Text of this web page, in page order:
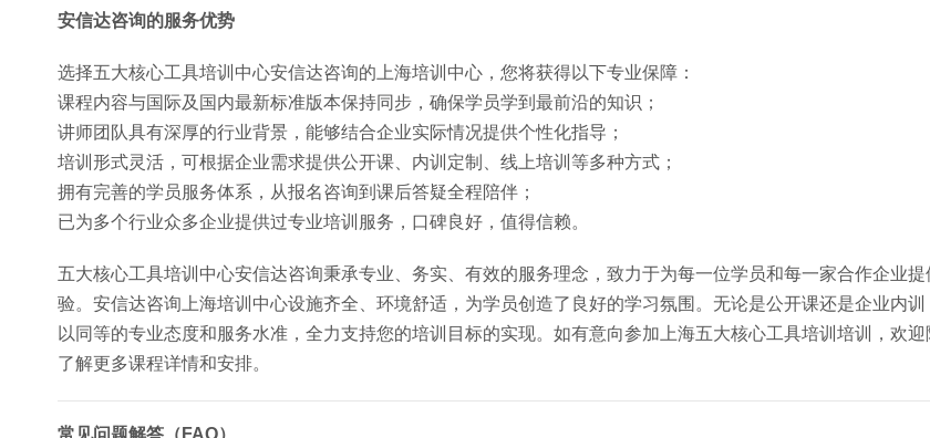
安信达咨询的服务优势
选择五大核心工具培训中心安信达咨询的上海培训中心，您将获得以下专业保障：
课程内容与国际及国内最新标准版本保持同步，确保学员学到最前沿的知识；
讲师团队具有深厚的行业背景，能够结合企业实际情况提供个性化指导；
培训形式灵活，可根据企业需求提供公开课、内训定制、线上培训等多种方式；
拥有完善的学员服务体系，从报名咨询到课后答疑全程陪伴；
已为多个行业众多企业提供过专业培训服务，口碑良好，值得信赖。
五大核心工具培训中心安信达咨询秉承专业、务实、有效的服务理念，致力于为每一位学员和每一家合作企业
验。安信达咨询上海培训中心设施齐全、环境舒适，为学员创造了良好的学习氛围。无论是公开课还是企业内
以同等的专业态度和服务水准，全力支持您的培训目标的实现。如有意向参加上海五大核心工具培训培训，欢迎
了解更多课程详情和安排。